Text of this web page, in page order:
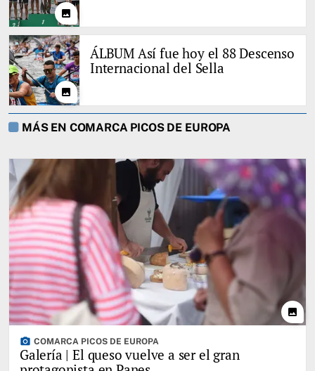
photo
photo
ÁLBUM Así fue hoy el 88 Descenso
Internacional del Sella
MÁS EN COMARCA PICOS DE EUROPA
photo
photo_camera COMARCA PICOS DE EUROPA
Galería | El queso vuelve a ser el gran